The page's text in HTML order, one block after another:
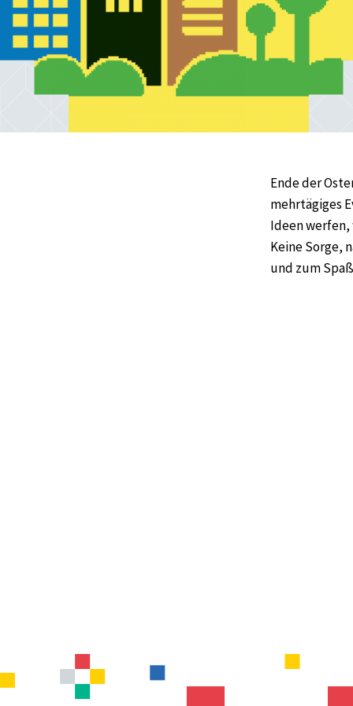
Ende der
mehrtägiges
Ideen werfen,
Keine Sorge,
und zum